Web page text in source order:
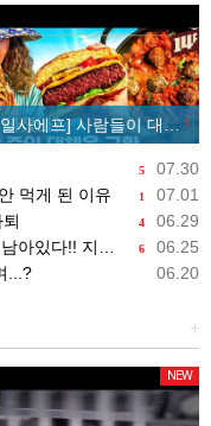
1
프] 사람들이 대체육을 안 먹게 된 이유
5 07.30
1 07.01
먹게 된 이유
4 06.29
6 06.25
부터 시작이야!!
06.20
...?
+
NEW